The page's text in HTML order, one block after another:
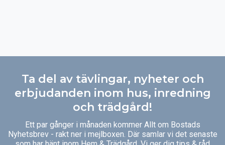
Ta del av tävlingar, nyheter och
erbjudanden inom hus, inredning
och trädgård!
Ett par gånger i månaden kommer Allt om Bostads
Nyhetsbrev - rakt ner i mejlboxen. Där samlar vi det senaste